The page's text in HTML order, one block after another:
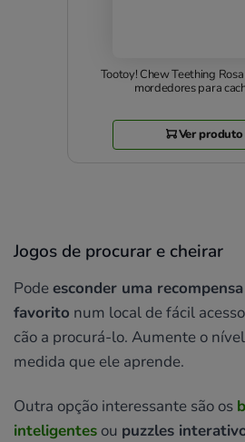
Tootoy! Chew Teething
mordedores para
Ver produto
Jogos de procurar e cheirar
Podeesconder uma
favorito num local de fácil
cão a procurá-lo. Aumente o
medida que ele aprende.
Outra opção interessante são os
inteligentesou puzzles